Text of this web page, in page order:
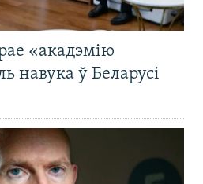
«акадэмію
навука ў Беларусі